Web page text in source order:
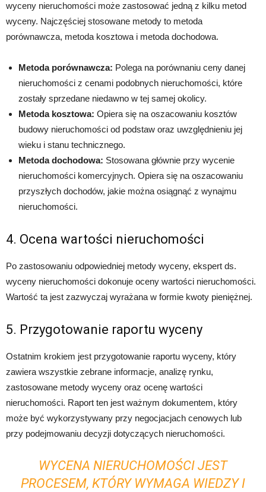
wyceny nieruchomości może zastosować jedną z kilku metod
wyceny. Najczęściej stosowane metody to metoda
porównawcza, metoda kosztowa i metoda dochodowa.
Metoda porównawcza: Polega na porównaniu ceny danej
nieruchomości z cenami podobnych nieruchomości, które
zostały sprzedane niedawno w tej samej okolicy.
Metoda kosztowa: Opiera się na oszacowaniu kosztów
budowy nieruchomości od podstaw oraz uwzględnieniu jej
wieku i stanu technicznego.
Metoda dochodowa: Stosowana głównie przy wycenie
nieruchomości komercyjnych. Opiera się na oszacowaniu
przyszłych dochodów, jakie można osiągnąć z wynajmu
nieruchomości.
4. Ocena wartości nieruchomości
Po zastosowaniu odpowiedniej metody wyceny, ekspert ds.
wyceny nieruchomości dokonuje oceny wartości nieruchomości.
Wartość ta jest zazwyczaj wyrażana w formie kwoty pieniężnej.
5. Przygotowanie raportu wyceny
Ostatnim krokiem jest przygotowanie raportu wyceny, który
zawiera wszystkie zebrane informacje, analizę rynku,
zastosowane metody wyceny oraz ocenę wartości
nieruchomości. Raport ten jest ważnym dokumentem, który
może być wykorzystywany przy negocjacjach cenowych lub
przy podejmowaniu decyzji dotyczących nieruchomości.
WYCENA NIERUCHOMOŚCI JEST
PROCESEM, KTÓRY WYMAGA WIEDZY I